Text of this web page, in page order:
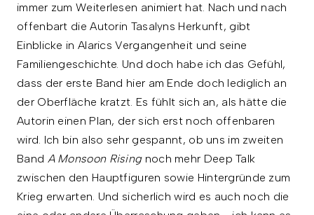
immer zum Weiterlesen animiert hat. Nach und nach
offenbart die Autorin Tasalyns Herkunft, gibt
Einblicke in Alarics Vergangenheit und seine
Familiengeschichte. Und doch habe ich das Gefühl,
dass der erste Band hier am Ende doch lediglich an
der Oberfläche kratzt. Es fühlt sich an, als hätte die
Autorin einen Plan, der sich erst noch offenbaren
wird. Ich bin also sehr gespannt, ob uns im zweiten
Band A Monsoon Risingnoch mehr Deep Talk
zwischen den Hauptfiguren sowie Hintergründe zum
Krieg erwarten. Und sicherlich wird es auch noch die